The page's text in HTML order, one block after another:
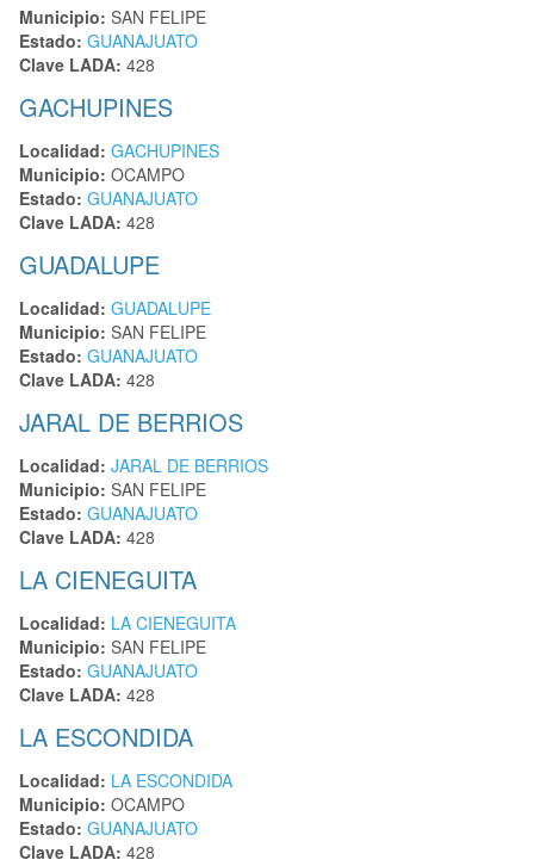
Municipio: SAN FELIPE
Estado: GUANAJUATO
Clave LADA: 428
GACHUPINES
Localidad: GACHUPINES
Municipio: OCAMPO
Estado: GUANAJUATO
Clave LADA: 428
GUADALUPE
Localidad: GUADALUPE
Municipio: SAN FELIPE
Estado: GUANAJUATO
Clave LADA: 428
JARAL DE BERRIOS
Localidad: JARAL DE BERRIOS
Municipio: SAN FELIPE
Estado: GUANAJUATO
Clave LADA: 428
LA CIENEGUITA
Localidad: LA CIENEGUITA
Municipio: SAN FELIPE
Estado: GUANAJUATO
Clave LADA: 428
LA ESCONDIDA
Localidad: LA ESCONDIDA
Municipio: OCAMPO
Estado: GUANAJUATO
Clave LADA: 428